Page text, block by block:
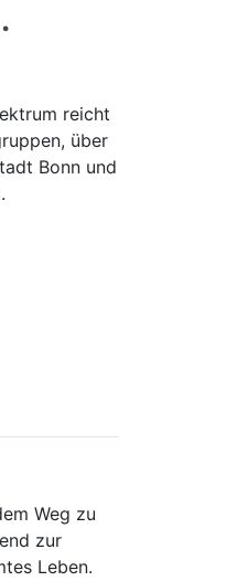
reicht
über
Bonn und
Weg zu
zur
Leben.